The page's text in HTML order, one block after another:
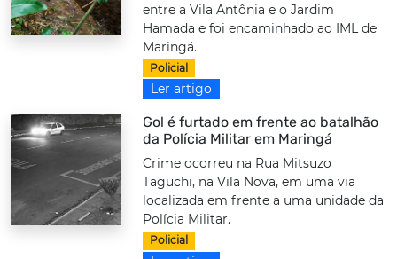
entre a Vila Antônia e o Jardim
Hamada e foi encaminhado ao IML de
Maringá.
Policial
Ler artigo
Gol é furtado em frente ao batalhão
da Polícia Militar em Maringá
Crime ocorreu na Rua Mitsuzo
Taguchi, na Vila Nova, em uma via
localizada em frente a uma unidade da
Polícia Militar.
Policial